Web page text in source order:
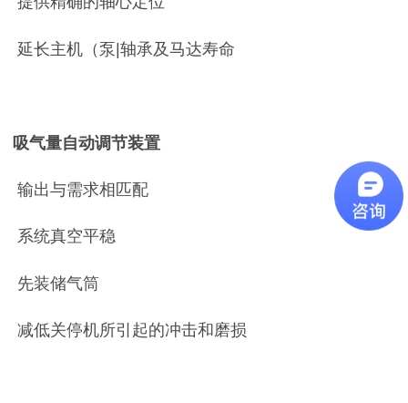
延长主机（泵|轴承及马达寿命
吸气量自动调节装置
输出与需求相匹配
系统真空平稳
先装储气筒
减低关停机所引起的冲击和磨损